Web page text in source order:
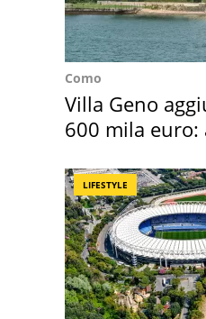
Como
Villa Geno
600 mila euro:
LIFESTYLE